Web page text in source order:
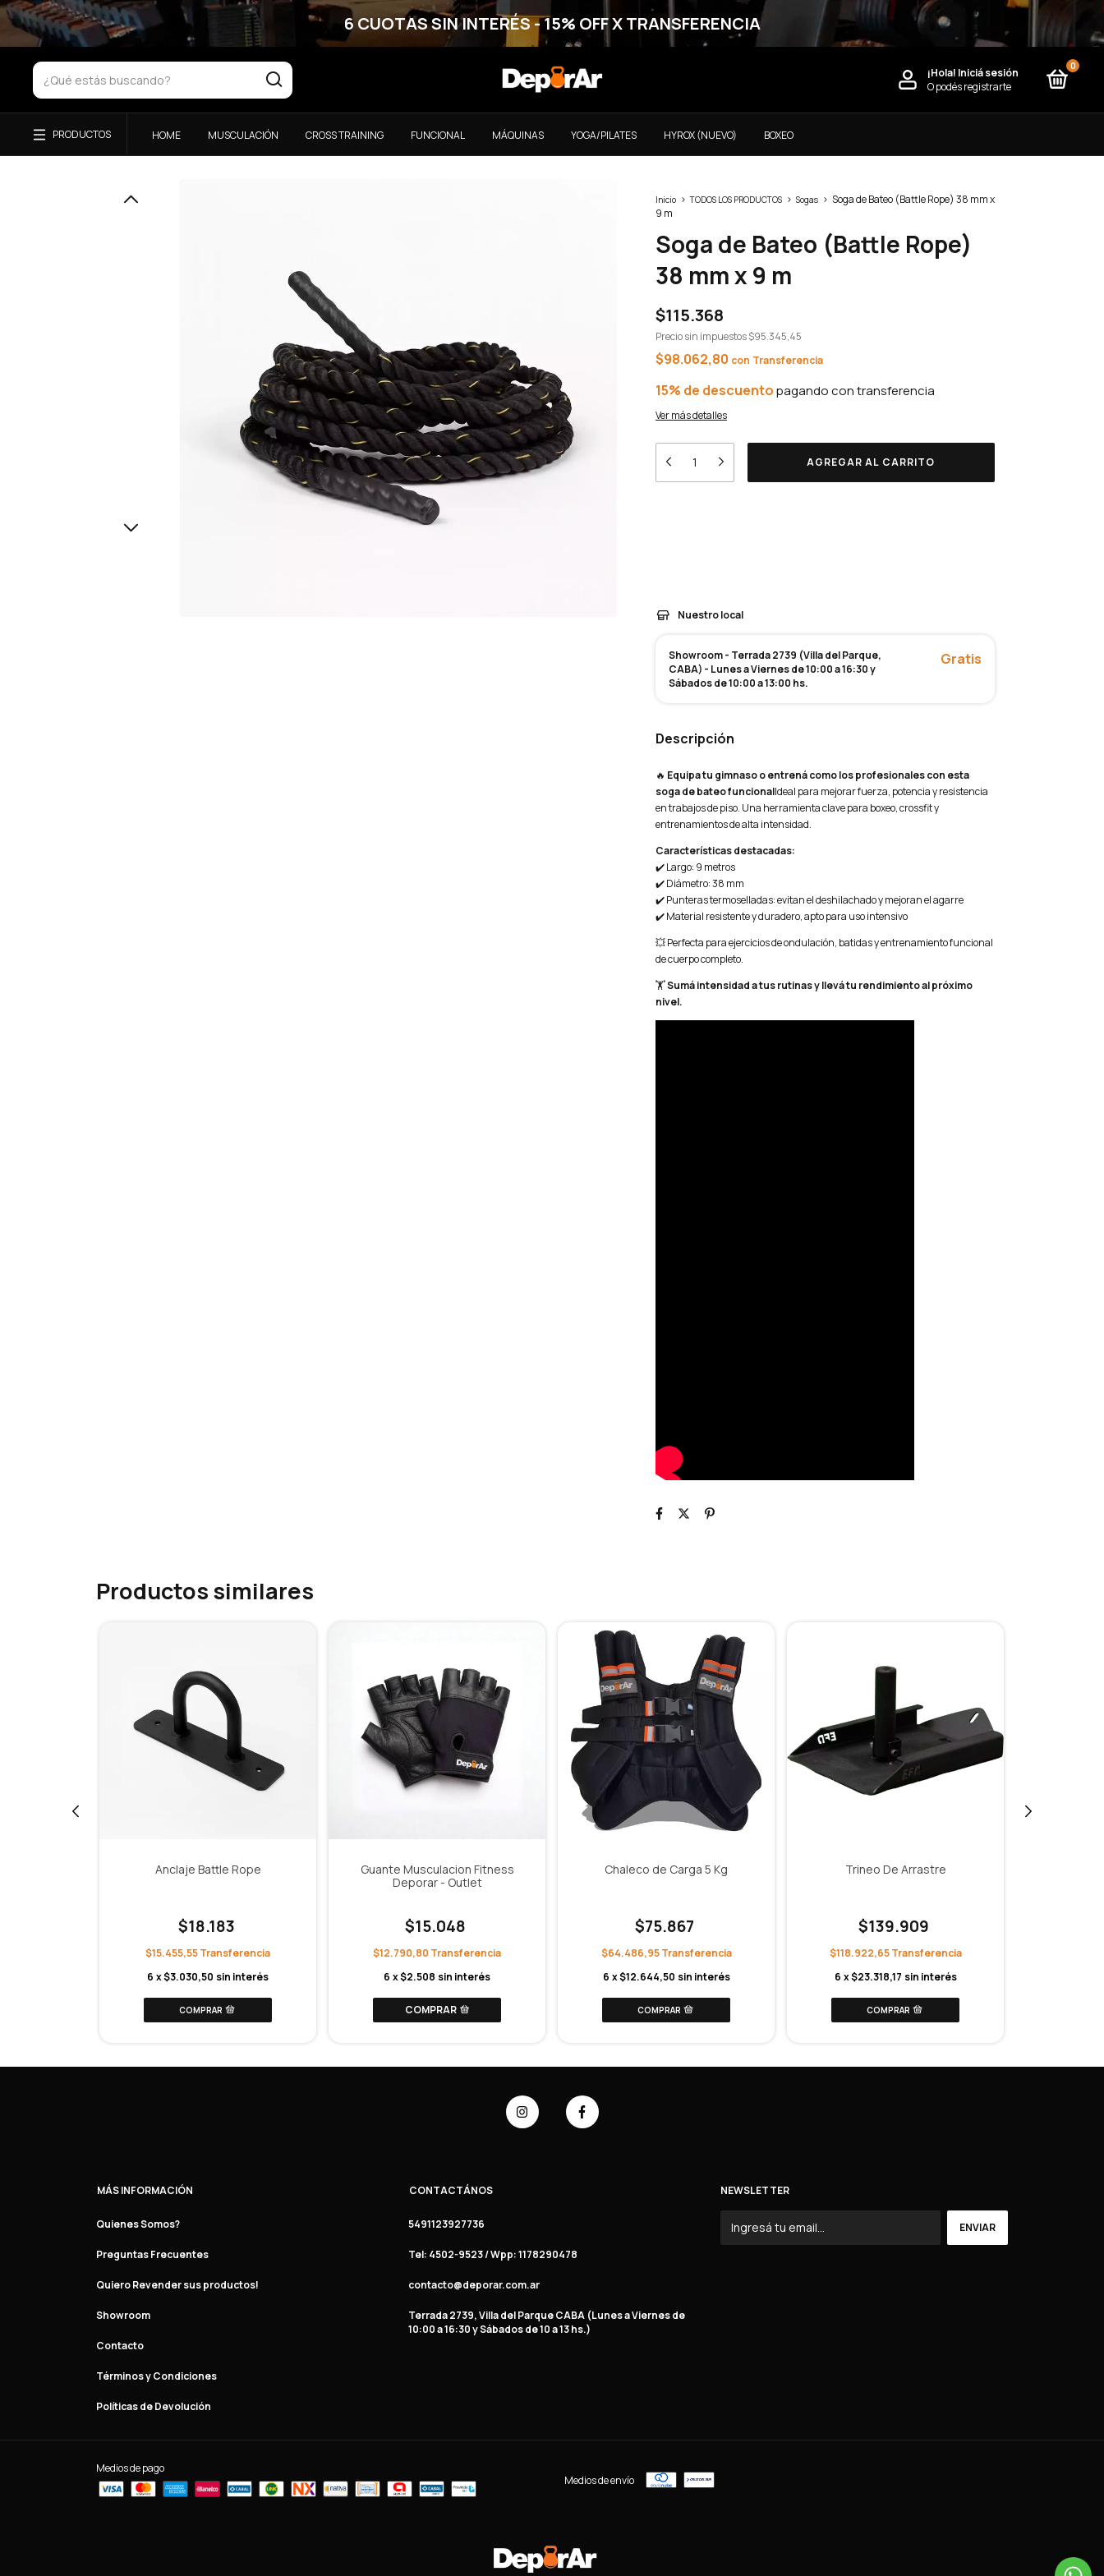
6 CUOTAS SIN INTERÉS - 15% OFF X TRANSFERENCIA
¡Hola! Iniciá sesión
O podés registrarte
0
HOME MUSCULACIÓN CROSS TRAINING FUNCIONAL MÁQUINAS YOGA/PILATES HYROX (NUEVO) BOXEO
Inicio > TODOS LOS PRODUCTOS > Sogas > Soga de Bateo (Battle Rope) 38 mm x
9 m
Soga de Bateo (Battle Rope)
38 mm x 9 m
$115.368
Precio sin impuestos$95.345,45
$98.062,80 con
15% de descuento
Ver más detalles
Nuestro local
Showroom - Terrada 2739 (Villa del Parque,
CABA) - Lunes a Viernes de 10:00 a 16:30 y
Sábados de 10:00 a 13:00 hs.
Gratis
Descripción
🔥 Equipa tu gimnaso o entrená como los profesionales con esta
soga de bateo funcionalIdeal para mejorar fuerza, potencia y resistencia
en trabajos de piso. Una herramienta clave para boxeo, crossfit y
entrenamientos de alta intensidad.
Características destacadas:
✔️ Largo: 9 metros
✔️ Diámetro: 38 mm
✔️ Punteras termoselladas: evitan el deshilachado y mejoran el agarre
✔️ Material resistente y duradero, apto para uso intensivo
💥 Perfecta para ejercicios de ondulación, batidas y entrenamiento funcional
de cuerpo completo.
🏋️Sumá intensidad a tus rutinas y llevá tu rendimiento al próximo
nivel.
Productos similares
Anclaje Battle Rope
$18.183
$15.455,55
6 x$3.030,50 sin interés
Guante Musculacion Fitness
Deporar - Outlet
$15.048
$12.790,80
6 x$2.508 sin interés
COMPRAR
Chaleco de Carga 5 Kg
$75.867
$64.486,95
6 x$12.644,50 sin interés
Trineo De Arrastre
$139.909
$118.922,65
6 x$23.318,17 sin interés
MÁS INFORMACIÓN
Quienes Somos?
Preguntas Frecuentes
Quiero Revender sus productos!
Showroom
Contacto
Términos y Condiciones
Políticas de Devolución
CONTACTÁNOS
5491123927736
Tel: 4502-9523 / Wpp: 1178290478
contacto@deporar.com.ar
Terrada 2739, Villa del Parque CABA (Lunes a Viernes de
10:00 a 16:30 y Sábados de 10 a 13 hs.)
NEWSLETTER
Medios de pago
Medios de envío